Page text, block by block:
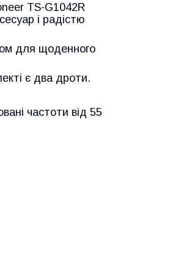
TS-G1042R
і радістю
для щоденного
є два дроти.
частоти від 55